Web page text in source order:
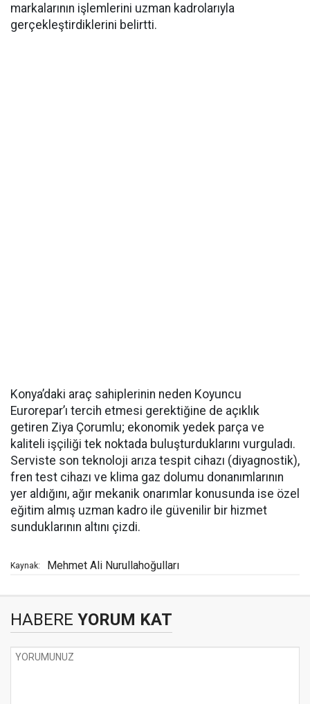
markalarının işlemlerini uzman kadrolarıyla
gerçekleştirdiklerini belirtti.
Konya’daki araç sahiplerinin neden Koyuncu
Eurorepar’ı tercih etmesi gerektiğine de açıklık
getiren Ziya Çorumlu; ekonomik yedek parça ve
kaliteli işçiliği tek noktada buluşturduklarını vurguladı.
Serviste son teknoloji arıza tespit cihazı (diyagnostik),
fren test cihazı ve klima gaz dolumu donanımlarının
yer aldığını, ağır mekanik onarımlar konusunda ise özel
eğitim almış uzman kadro ile güvenilir bir hizmet
sunduklarının altını çizdi.
Kaynak: Mehmet Ali Nurullahoğulları
HABERE YORUM KAT